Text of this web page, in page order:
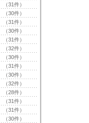
（31件）
（30件）
（31件）
（30件）
（31件）
（32件）
（30件）
（31件）
（30件）
（32件）
（28件）
（31件）
（31件）
（30件）